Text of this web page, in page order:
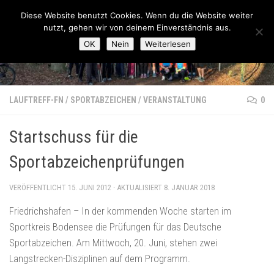
Zum Inhalt springen
Lauftreff-FN
LAUFTREFF-FN / SPORTABZEICHEN / VERANSTALTUNG 0
Startschuss für die
Sportabzeichenprüfungen
VERÖFFENTLICHT 15. JUNI 2012 · AKTUALISIERT 8. JANUAR 2018
Friedrichshafen – In der kommenden Woche starten im
Sportkreis Bodensee die Prüfungen für das Deutsche
Sportabzeichen. Am Mittwoch, 20. Juni, stehen zwei
Langstrecken-Disziplinen auf dem Programm.
Diese Website benutzt Cookies. Wenn du die Website weiter
nutzt, gehen wir von deinem Einverständnis aus.
OK
Nein Weiterlesen